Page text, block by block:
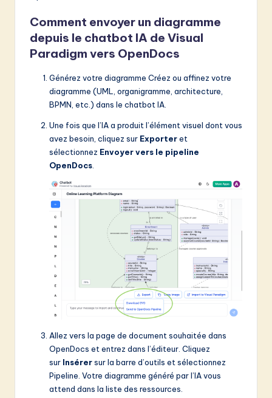
Comment envoyer un diagramme
depuis le chatbot IA de Visual
Paradigm vers OpenDocs
Générez votre diagramme Créez ou affinez votre
diagramme (UML, organigramme, architecture,
BPMN, etc.) dans le chatbot IA.
Une fois que l’IA a produit l’élément visuel dont vous
avez besoin, cliquez sur Exporteret
sélectionnez Envoyer vers le pipeline
OpenDocs
Allez vers la page de document souhaitée dans
OpenDocs et entrez dans l’éditeur. Cliquez
sur Insérersur la barre d’outils et sélectionnez
Pipeline. Votre diagramme généré par l’IA vous
attend dans la liste des ressources.